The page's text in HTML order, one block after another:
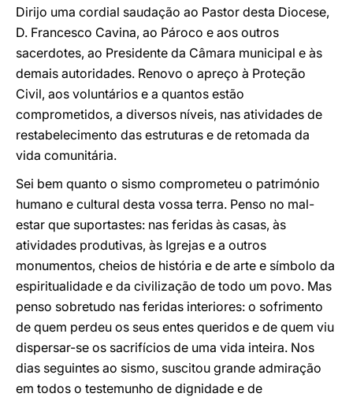
Dirijo uma cordial saudação ao Pastor desta Diocese,
D. Francesco Cavina, ao Pároco e aos outros
sacerdotes, ao Presidente da Câmara municipal e às
demais autoridades. Renovo o apreço à Proteção
Civil, aos voluntários e a quantos estão
comprometidos, a diversos níveis, nas atividades de
restabelecimento das estruturas e de retomada da
vida comunitária.
Sei bem quanto o sismo comprometeu o património
humano e cultural desta vossa terra. Penso no mal-
estar que suportastes: nas feridas às casas, às
atividades produtivas, às Igrejas e a outros
monumentos, cheios de história e de arte e símbolo da
espiritualidade e da civilização de todo um povo. Mas
penso sobretudo nas feridas interiores: o sofrimento
de quem perdeu os seus entes queridos e de quem viu
dispersar-se os sacrifícios de uma vida inteira. Nos
dias seguintes ao sismo, suscitou grande admiração
em todos o testemunho de dignidade e de